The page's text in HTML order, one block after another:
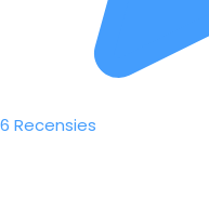
6 Recensies